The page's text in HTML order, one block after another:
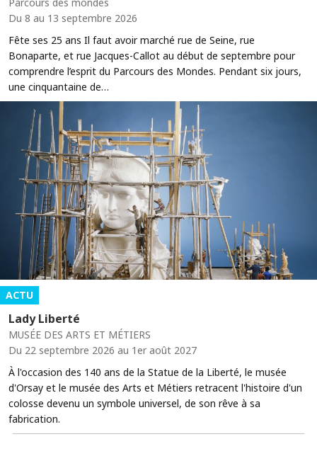
Du 8 au 13 septembre 2026
Fête ses 25 ans Il faut avoir marché rue de Seine, rue
Bonaparte, et rue Jacques-Callot au début de septembre pour
comprendre l’esprit du Parcours des Mondes. Pendant six jours,
une cinquantaine de…
ACTU
Lady Liberté
MUSÉE DES ARTS ET MÉTIERS
Du 22 septembre 2026 au 1er août 2027
À l'occasion des 140 ans de la Statue de la Liberté, le musée
d'Orsay et le musée des Arts et Métiers retracent l'histoire d'un
colosse devenu un symbole universel, de son rêve à sa
fabrication.